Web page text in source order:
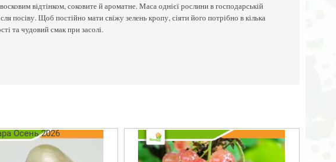
відтінком, соковите й ароматне. Маса однієї рослини в господарській
посіву. Щоб постійно мати свіжу зелень кропу, сіяти його потрібно в кілька
та чудовий смак при засолі.